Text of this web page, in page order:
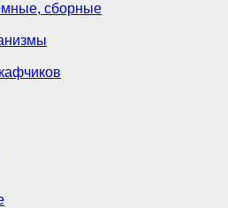
сборные